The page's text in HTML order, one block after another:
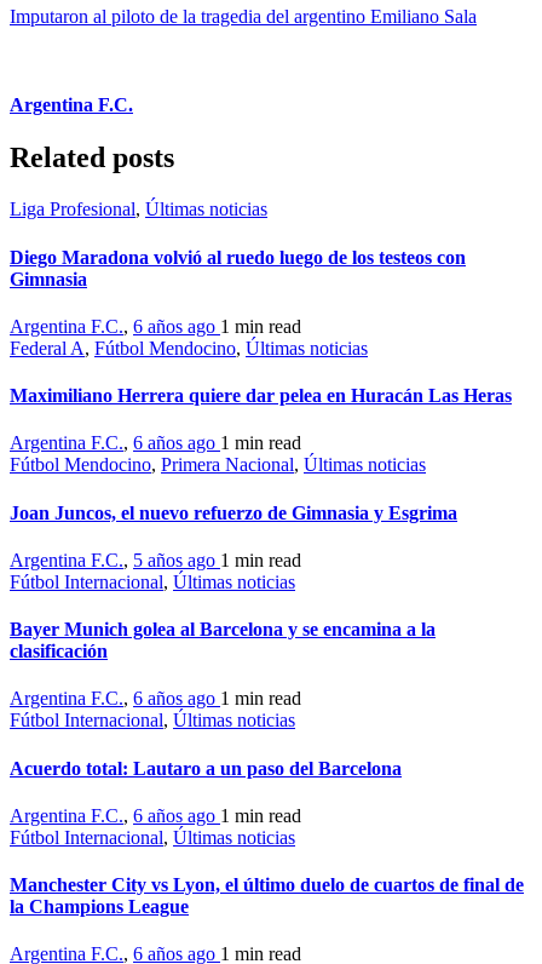
Imputaron al piloto de la tragedia del argentino Emiliano Sala
Argentina F.C.
Related posts
Liga Profesional, Últimas noticias
Diego Maradona volvió al ruedo luego de los testeos con
Gimnasia
Argentina F.C., 6 años ago 1 min read
Federal A, Fútbol Mendocino, Últimas noticias
Maximiliano Herrera quiere dar pelea en Huracán Las Heras
Argentina F.C., 6 años ago 1 min read
Fútbol Mendocino, Primera Nacional, Últimas noticias
Joan Juncos, el nuevo refuerzo de Gimnasia y Esgrima
Argentina F.C., 5 años ago 1 min read
Fútbol Internacional, Últimas noticias
Bayer Munich golea al Barcelona y se encamina a la
clasificación
Argentina F.C., 6 años ago 1 min read
Fútbol Internacional, Últimas noticias
Acuerdo total: Lautaro a un paso del Barcelona
Argentina F.C., 6 años ago 1 min read
Fútbol Internacional, Últimas noticias
Manchester City vs Lyon, el último duelo de cuartos de final de
la Champions League
Argentina F.C., 6 años ago 1 min read